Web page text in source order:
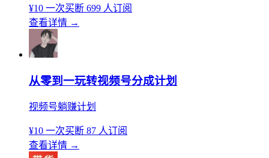
¥10 一次买断 699 人订阅
查看详情 →
从零到一玩转视频号分成计划
视频号躺赚计划
¥10 一次买断 87 人订阅
查看详情 →